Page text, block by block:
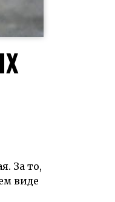
За то,
виде